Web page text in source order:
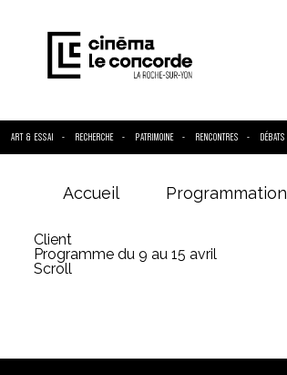
ART & ESSAI RECHERCHE PATRIMOINE RENCONTRES DÉBATS
Accueil Programmation
Client
Programme du 9 au 15 avril
Scroll